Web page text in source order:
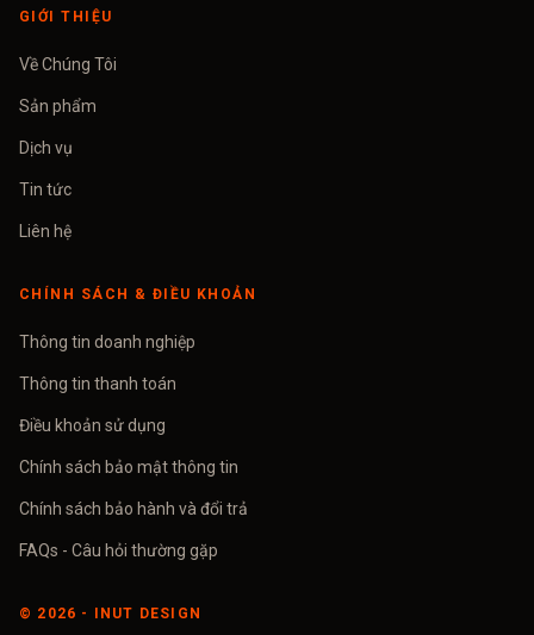
GIỚI THIỆU
Về Chúng Tôi
Sản phẩm
Dịch vụ
Tin tức
Liên hệ
CHÍNH SÁCH & ĐIỀU KHOẢN
Thông tin doanh nghiệp
Thông tin thanh toán
Điều khoản sử dụng
Chính sách bảo mật thông tin
Chính sách bảo hành và đổi trả
FAQs - Câu hỏi thường gặp
© 2026 - INUT DESIGN